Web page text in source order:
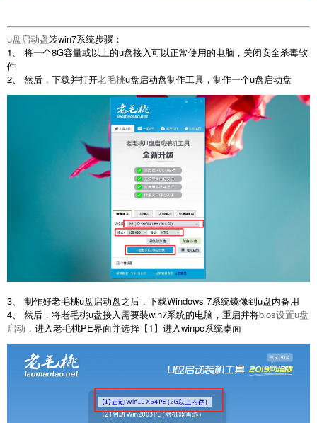
u盘启动盘装win7系统步骤：
1、 将一个8G容量或以上的u盘接入可以正常使用的电脑，关闭安全杀毒软
件
2、 然后，下载并打开老毛桃u盘启动盘制作工具，制作一个u盘启动盘
3、 制作好老毛桃u盘启动盘之后，下载Windows 7系统镜像到u盘内备用
4、 然后，将老毛桃u盘接入需要装win7系统的电脑，重启并将bios设置u盘
启动 ，进入老毛桃PE界面并选择【1】进入winpe系统桌面